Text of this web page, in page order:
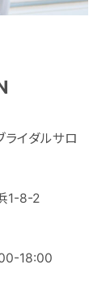
イダルサロ
1-8-2
18:00